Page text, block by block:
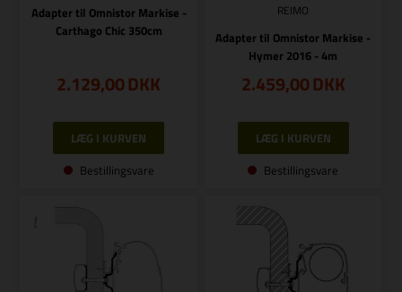
Adapter til Omnistor Markise -
Carthago Chic 350cm
2.129,00DKK
Bestillingsvare
REIMO
Adapter til Omnistor Markise -
Hymer 2016 - 4m
2.459,00DKK
Bestillingsvare